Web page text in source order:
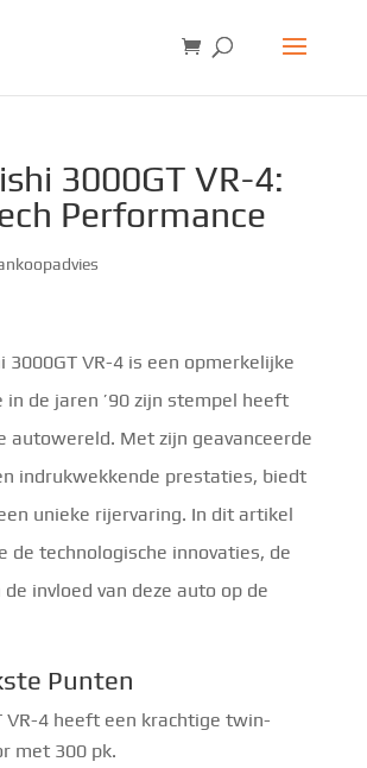
3000GT VR-4:
Performance
3000GT VR-4 is een opmerkelijke
de jaren ’90 zijn stempel heeft
autowereld. Met zijn geavanceerde
indrukwekkende prestaties, biedt
unieke rijervaring. In dit artikel
de technologische innovaties, de
invloed van deze auto op de
Punten
VR-4 heeft een krachtige twin-
met 300 pk.